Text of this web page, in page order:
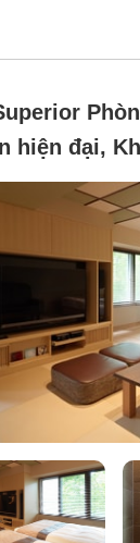
hiện đại,
thuốc (【
】Phòng
có bồn